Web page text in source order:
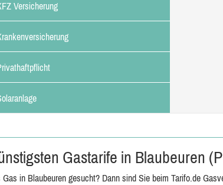
Versicherung
Gastarife in Blaubeuren
Gas in Blaubeuren gesucht? Dann sind Sie beim Tarifo.de